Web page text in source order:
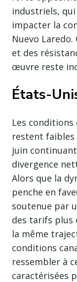
industriels,
impacter la
Nuevo
et des
œuvre reste
États-
Les conditions
restent
juin
divergence
Alors que la
penche en
soutenue par
des tarifs plus
la même
conditions
ressembler à
caractérisées